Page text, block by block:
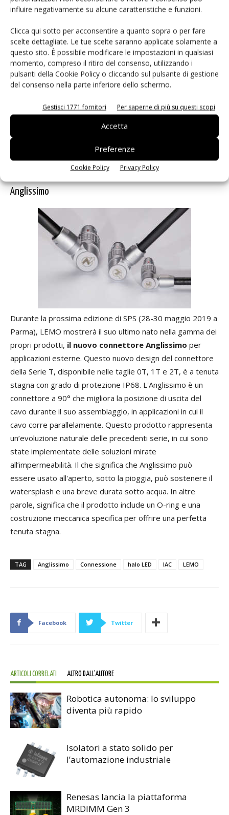
influire negativamente su alcune caratteristiche e funzioni.
Clicca qui sotto per acconsentire a quanto sopra o per fare
scelte dettagliate. Le tue scelte saranno applicate solamente a
questo sito. È possibile modificare le impostazioni in qualsiasi
momento, compreso il ritiro del consenso, utilizzando i
pulsanti della Cookie Policy o cliccando sul pulsante di gestione
del consenso nella parte inferiore dello schermo.
Gestisci 1771 fornitori Per saperne di più su questi scopi
Accetta
Preferenze
Cookie Policy Privacy Policy
Vari colori disponibili: rosso, blu, bianco, verde ...
Varie tipologie di flange
Costruzione robusta
Elevate proprietà isolanti dell'isolante PEEK
Temperatura di esercizio: da -40 °C a + 100 °C
PER LE SUE CARATTERISTICHE
LED DI LEMO SI È AGGIUDICATO IL
PREMIO “INNOVATION AWARD” DEL
2018 ORGANIZZATO DA “
BUSINESS MEDIA”.
Anglissimo
Durante la prossima edizione di SPS (28-30 maggio 2019 a
Parma), LEMO mostrerà il suo ultimo nato nella gamma dei
propri prodotti, il nuovo connettore Anglissimo per
applicazioni esterne. Questo nuovo design del connettore
della Serie T, disponibile nelle taglie 0T, 1T e 2T, è a tenuta
stagna con grado di protezione IP68. L'Anglissimo è un
connettore a 90° che migliora la posizione di uscita del
cavo durante il suo assemblaggio, in applicazioni in cui il
cavo corre parallelamente. Questo prodotto rappresenta
un’evoluzione naturale delle precedenti serie, in cui sono
state implementate delle soluzioni mirate
all’impermeabilità. Il che significa che Anglissimo può
essere usato all'aperto, sotto la pioggia, può sostenere il
watersplash e una breve durata sotto acqua. In altre
parole, significa che il prodotto include un O-ring e una
costruzione meccanica specifica per offrire una perfetta
tenuta stagna.
TAG Anglissimo Connessione halo LED IAC LEMO
Facebook Twitter
ARTICOLI CORRELATI ALTRO DALL'AUTORE
Robotica autonoma: lo sviluppo
diventa più rapido
Isolatori a stato solido per
l’automazione industriale
Renesas lancia la piattaforma
MRDIMM Gen 3